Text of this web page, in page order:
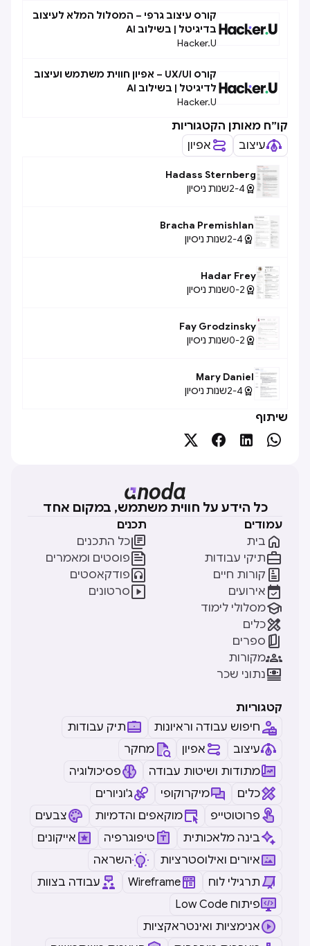
קורס עיצוב גרפי – המסלול המלא לעיצוב
בדיגיטל | בשילוב AI
Hacker.U
קורס UX/UI – אפיון חווית משתמש ועיצוב
לדיגיטל | בשילוב AI
Hacker.U
קו״ח מאותן הקטגוריות
עיצוב
אפיון
Hadass Sternberg

2-4שנות ניסיון
Bracha Premishlan

2-4שנות ניסיון
Hadar Frey

0-2שנות ניסיון
Fay Grodzinsky

0-2שנות ניסיון
Mary Daniel

2-4שנות ניסיון
שיתוף




כל הידע על חווית משתמש, במקום אחד
עמודים
בית 
תיקי עבודות
קורות חיים 
אירועים 
מסלולי לימוד
כלים
ספרים 
מקורות
נתוני שכר
תכנים
כל התכנים
פוסטים ומאמרים
פודקאסטים
סרטונים
קטגוריות
חיפוש עבודה וראיונות
תיק עבודות
עיצוב
אפיון
מחקר
מתודות ושיטות עבודה
פסיכולוגיה
כלים
מיקרוקופי
ג'וניורים
פרוטוטייפ
מוקאפים והדמיות
צבעים
בינה מלאכותית
טיפוגרפיה
אייקונים
איורים ואילוסטרציות
השראה
תרגילי לוח
Wireframe
עבודה בצוות
Low Code פיתוח
אנימציות ואינטראקציות